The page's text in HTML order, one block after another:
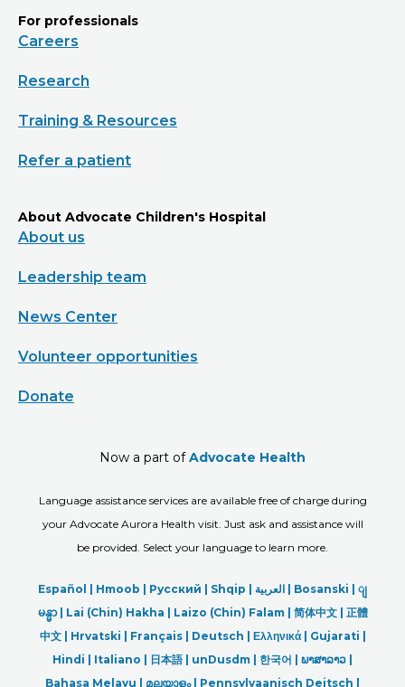
For professionals
Careers
Research
Training & Resources
Refer a patient
About Advocate Children's Hospital
About us
Leadership team
News Center
Volunteer opportunities
Donate
Now a part ofAdvocate Health
Language assistance services are available free of charge during
your Advocate Aurora Health visit. Just ask and assistance will
be provided. Select your language to learn more.
Español | Hmoob | Русский | Shqip | العربیة | Bosanski | ျ
မန္မာ| Lai (Chin) Hakha | Laizo (Chin) Falam | 简体中文 | 正體
中文 | Hrvatski | Français | Deutsch | Ελληνικά | Gujarati |
Hindi | Italiano | 日本語| unDusdm | 한국어 | ພາສາລາວ |
Bahasa Melayu | മലയാളം| Pennsylvaanisch Deitsch |